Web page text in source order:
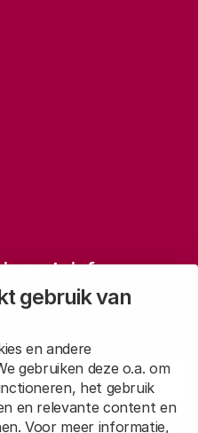
gebruik van
en andere
gebruiken deze o.a. om
het gebruik
en relevante content en
Voor meer informatie,
van ons laatste
achter.
Aanmelden
deze gegevens verwerken.